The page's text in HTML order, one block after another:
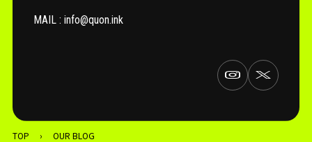
MAIL : info@quon.ink
TOP › OUR BLOG